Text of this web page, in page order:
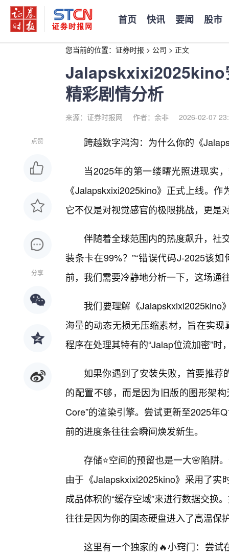
首页 快讯 要闻 股市
您当前的位置： 证券时报 > 公司 > 正文
Jalapskxixi2025kino
精彩剧情分析
来源：证券时报网 作者：余非 2026-02-07
点赞
分享
跨越数字鸿沟：为什么你的《
当2025年的第一缕曙光照进现实
《Jalapskxixi2025kino》正式上线。
它不仅是对视觉感官的极限挑战，更是
伴随着全球范围内的热度飙升，社
装条卡在99%？”“错误代码J-2025该
前，我们需要冷静地分析一下，这场通
我们要理解《Jalapskxixi2025kino
海量的动态无损无压缩素材，旨在实
程序在处理其特有的“Jalap位流加密”
如果你遇到了安装失败，首要推荐
的配置不够，而是因为旧版的图形架
Core”的渲染引擎。尝试更新至2025年
前的进度条往往会瞬间焕发新生。
存储⭐空间的预留也是一大🌸陷阱
由于《Jalapskxixi2025kino》采用了
成品体积的“缓存空域”来进行数据交换
往往是因为你的固态硬盘进入了高温保
这里有一个独家的🔥小窍门：尝试